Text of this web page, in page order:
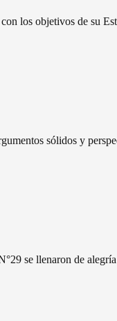
los objetivos de su
sólidos y
se llenaron de